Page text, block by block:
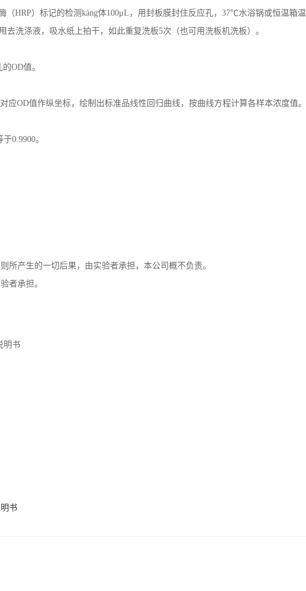
HRP）标记的检测kàng体100μL，用封板膜封住反应孔，37℃水浴锅或恒温箱温
洗涤液，吸水纸上拍干，如此重复洗板5次（也可用洗板机洗板）。
OD值。
应OD值作纵坐标，绘制出标准品线性回归曲线，按曲线方程计算各样本浓度值。
0.9900。
产生的一切后果，由实验者承担，本公司概不负责。
者承担。
明书
书